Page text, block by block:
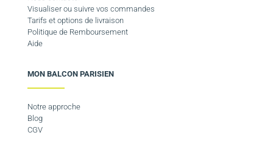
Visualiser ou suivre vos commandes
Tarifs et options de livraison
Politique de Remboursement
Aide
MON BALCON PARISIEN
Notre approche
Blog
CGV